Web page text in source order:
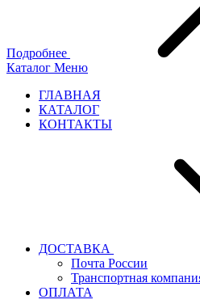
Подробнее
Каталог Меню
ГЛАВНАЯ
КАТАЛОГ
КОНТАКТЫ
ДОСТАВКА
Почта России
Транспортная
ОПЛАТА